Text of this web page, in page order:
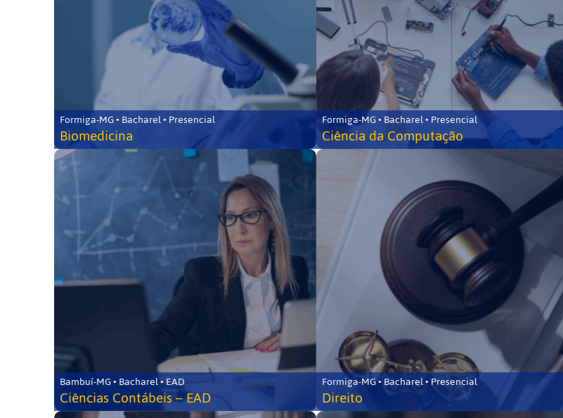
Formiga-MG • Bacharel • Presencial
Biomedicina
Formiga-MG • Bacharel • Presencial
Ciência da Computação
Bambuí-MG • Bacharel • EAD
Ciências Contábeis – EAD
Formiga-MG • Bacharel • Presencial
Direito